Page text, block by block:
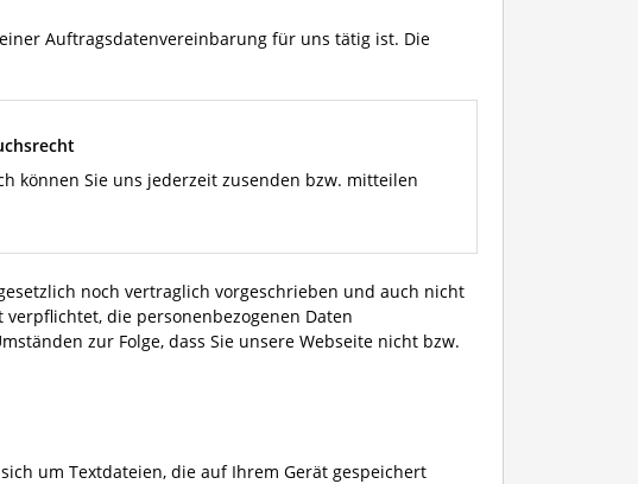
Auftragsdatenvereinbarung für uns tätig ist. Die
können Sie uns jederzeit zusenden bzw. mitteilen
noch vertraglich vorgeschrieben und auch nicht
die personenbezogenen Daten
zur Folge, dass Sie unsere Webseite nicht bzw.
um Textdateien, die auf Ihrem Gerät gespeichert